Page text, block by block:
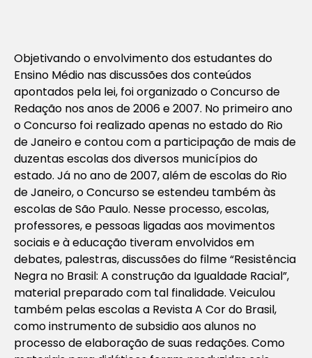
Objetivando o envolvimento dos estudantes do
Ensino Médio nas discussões dos conteúdos
apontados pela lei, foi organizado o Concurso de
Redação nos anos de 2006 e 2007. No primeiro ano
o Concurso foi realizado apenas no estado do Rio
de Janeiro e contou com a participação de mais de
duzentas escolas dos diversos municípios do
estado. Já no ano de 2007, além de escolas do Rio
de Janeiro, o Concurso se estendeu também às
escolas de São Paulo. Nesse processo, escolas,
professores, e pessoas ligadas aos movimentos
sociais e à educação tiveram envolvidos em
debates, palestras, discussões do filme “Resistência
Negra no Brasil: A construção da Igualdade Racial”,
material preparado com tal finalidade. Veiculou
também pelas escolas a Revista A Cor do Brasil,
como instrumento de subsidio aos alunos no
processo de elaboração de suas redações. Como